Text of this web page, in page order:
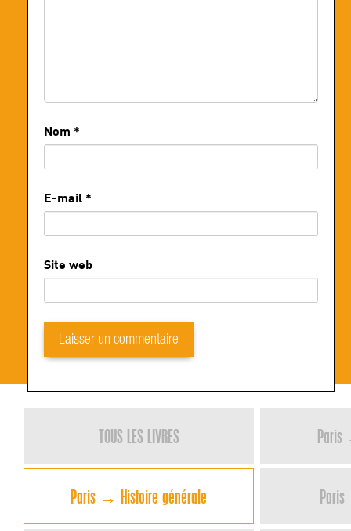
Nom *
E-mail *
Site web
TOUS LES LIVRES
Paris → Histoire générale